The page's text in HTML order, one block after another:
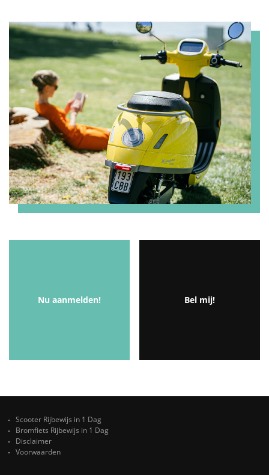
Nu aanmelden! Bel mij!
Scooter Rijbewijs in 1 Dag
Bromfiets Rijbewijs in 1 Dag
Disclaimer
Voorwaarden